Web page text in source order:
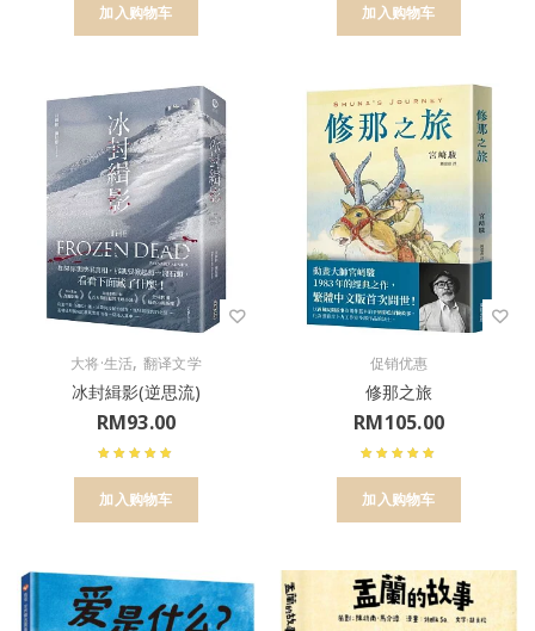
加入购物车 加入购物车
大将·生活, 翻译文学
冰封緝影(逆思流)
RM93.00
加入购物车
促销优惠
修那之旅
RM105.00
加入购物车